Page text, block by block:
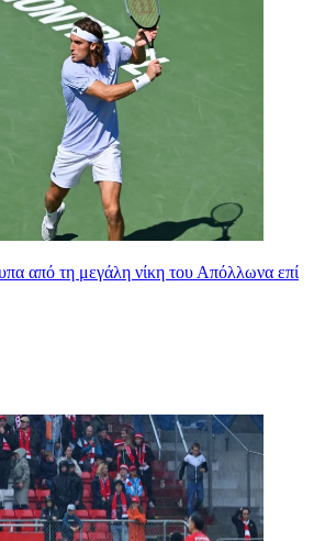
από τη μεγάλη νίκη του Απόλλωνα επί